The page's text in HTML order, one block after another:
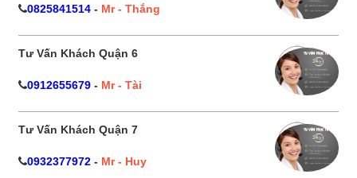
0825841514 - Mr - Thắng
Tư Vấn Khách Quận 6
0912655679 - Mr - Tài
Tư Vấn Khách Quận 7
0932377972 - Mr - Huy